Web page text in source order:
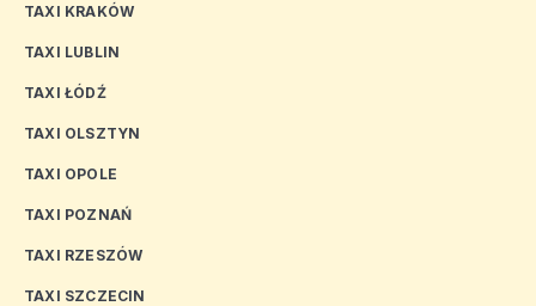
TAXI KRAKÓW
TAXI LUBLIN
TAXI ŁÓDŹ
TAXI OLSZTYN
TAXI OPOLE
TAXI POZNAŃ
TAXI RZESZÓW
TAXI SZCZECIN